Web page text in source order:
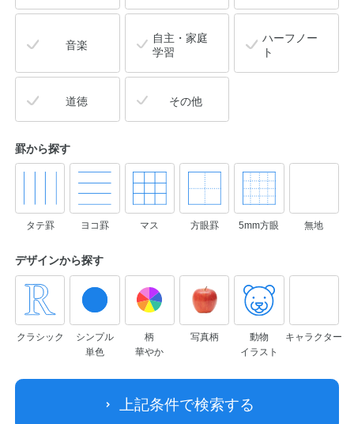
音楽
自主・家庭
学習
ハーフノー
ト
道徳 その他
罫から探す
タテ罫 ヨコ罫 マス 方眼罫 5mm方眼 無地
デザインから探す
クラシック
シンプル
単色
柄
華やか
写真柄
動物
イラスト
キャラクター
上記条件で検索する